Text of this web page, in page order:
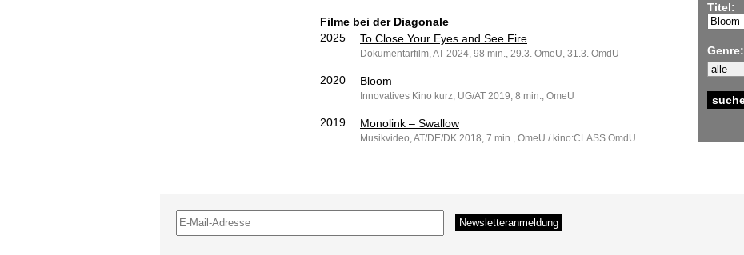
Titel:
Genre:
Filme bei der Diagonale
2025
To Close Your Eyes and See Fire
Dokumentarfilm, AT 2024, 98 min., 29.3. OmeU, 31.3. OmdU
2020 Bloom
Innovatives Kino kurz, UG/AT 2019, 8 min., OmeU
2019 Monolink – Swallow
Musikvideo, AT/DE/DK 2018, 7 min., OmeU / kino:CLASS OmdU